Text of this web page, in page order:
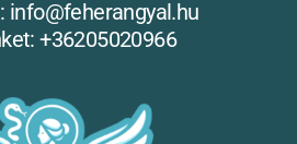
info@feherangyal.hu
+36205020966